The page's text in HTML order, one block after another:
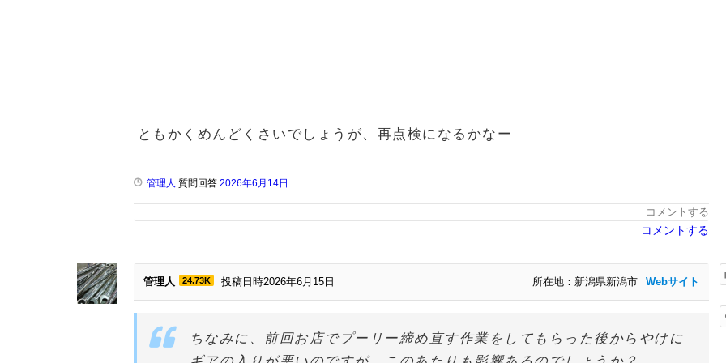
ともかくめんどくさいでしょうが、再点検になるかなー
管理人 質問回答 2026年6月14日
コメントする
コメントする
管理人 24.73K 投稿日時2026年6月15日 Webサイト
所在地：新潟県新潟市
ちなみに、前回お店でプーリー締め直す作業をしてもらった後からやけに